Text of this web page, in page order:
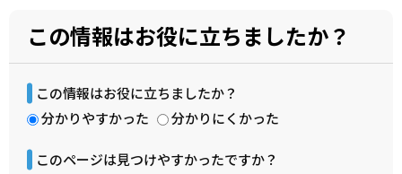
この情報はお役に立ちましたか？
この情報はお役に立ちましたか？
分かりやすかった
分かりにくかった
このページは見つけやすかったですか？